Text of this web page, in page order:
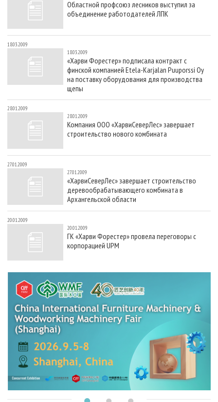
СУШКА ДРЕВЕСИНЫ
ПРОИЗВОДСТВО ДРЕВЕСНЫХ ПЛИТ
ДЕРЕВЯННОЕ ДОМОСТРОЕНИЕ
ПРОИЗВОДСТВО МЕБЕЛИ
БИОЭНЕРГЕТИКА
ЦБП
ИНСТРУМЕНТ И МАТЕРИАЛЫ
ПЕРСОНЫ
МОБИЛЬНЫЕ ВЫСТАВКИ
ПРИОРИТЕТНЫЕ ИНВЕСТПРОЕКТЫ
RUSSIAN FORESTRY REVIEW
ГАЗЕТА ЛЕСПРОМФОРУМ
БИБЛИОТЕКА СПЕЦИАЛИСТА
КОНТАКТЫ
РЕКЛАМА
Областной профсоюз лесников выступил за
объединение работодателей ЛПК
18.03.2009
18.03.2009
«Харви Форестер» подписала контракт с
финской компанией Etela-Karjalan Puuporssi Oy
на поставку оборудования для производства
щепы
28.01.2009
28.01.2009
Компания ООО «ХарвиСеверЛес» завершает
строительство нового комбината
27.01.2009
27.01.2009
«ХарвиСеверЛес» завершает строительство
деревообрабатывающего комбината в
Архангельской области
20.01.2009
20.01.2009
ГК «Харви Форестер» провела переговоры с
корпорацией UPM